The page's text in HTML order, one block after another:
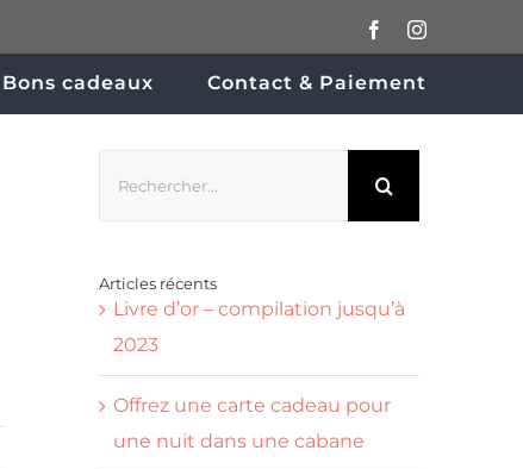
FacebookInstagram
Bons cadeaux Contact & Paiement
Articles récents
Livre d’or – compilation jusqu’à
2023
Offrez une carte cadeau pour
une nuit dans une cabane